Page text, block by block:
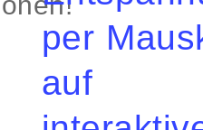
per
auf